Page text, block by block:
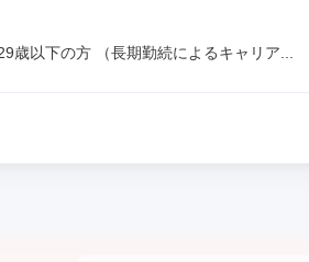
歳以下の方 （長期勤続によるキャリア...